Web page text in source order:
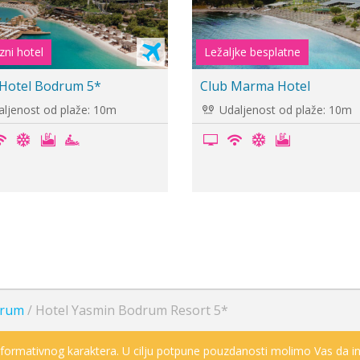
besplatne
Hotel Bodrum
od plaže: -
Ležaljke se plaćaju
Natur Garden Hotel 3*
Udaljenost od plaže: 100m
/ Hotel Yasmin Bodrum Resort 5*
karaktera. U cilju potpune pouzdanosti molimo Vas da